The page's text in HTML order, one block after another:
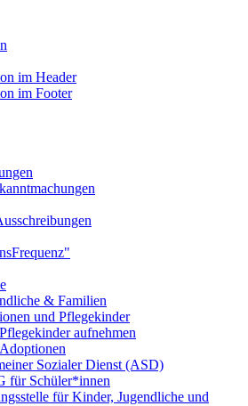
im Header
im Footer
& Familien
und Pflegekinder
Pflegekinder aufnehmen
Adoptionen
Sozialer Dienst (ASD)
für Schüler*innen
für Kinder, Jugendliche und